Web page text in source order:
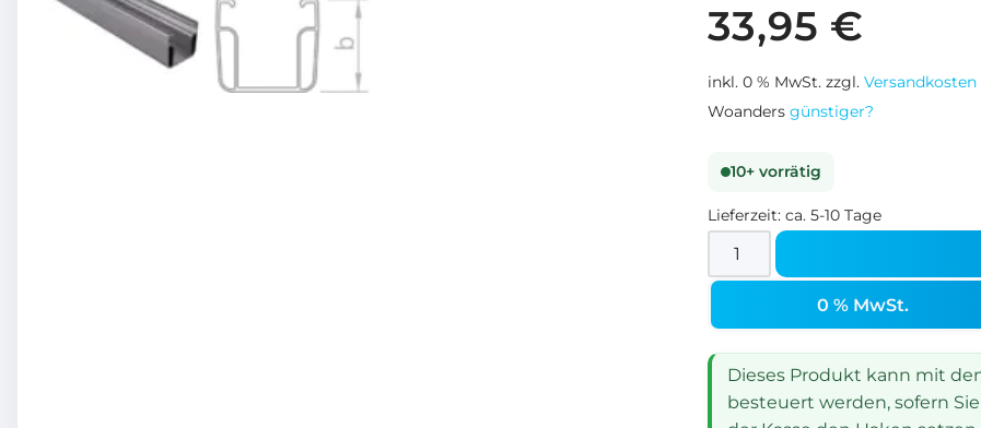
33,95 €
inkl. 0 % MwSt. zzgl. Versandkosten
Woanders günstiger?
10+ vorrätig
Lieferzeit: ca. 5-10 Tage
0 % MwSt.
Dieses Produkt kann mit
besteuert werden, sofern